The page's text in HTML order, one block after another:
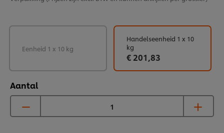
Aantal
Eenheid 1 x 10 kg
Handelseenheid 1 x 10
kg
€ 201,83